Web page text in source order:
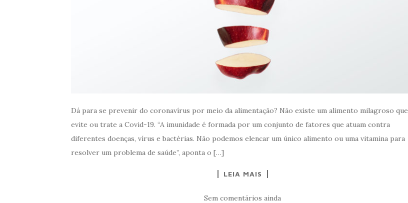
Dá para se prevenir do coronavírus por meio da alimentação? Não existe um alimento milagroso que
evite ou trate a Covid-19. “A imunidade é formada por um conjunto de fatores que atuam contra
diferentes doenças, vírus e bactérias. Não podemos elencar um único alimento ou uma vitamina para
resolver um problema de saúde”, aponta o […]
LEIA MAIS
Sem comentários ainda